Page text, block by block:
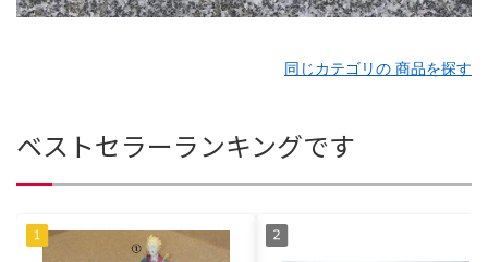
同じカテゴリの 商品を探す
ベストセラーランキングです